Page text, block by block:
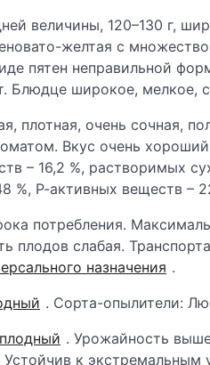
величины, 120–130 г,
желтая с
пятен неправильной
Блюдце широкое, мелкое,
плотная, очень сочная,
Вкус очень
– 16,2 %, растворимых
%, Р-активных веществ –
потребления.
плодов слабая.
назначения .
. Сорта-опылители:
. Урожайность
Устойчив к